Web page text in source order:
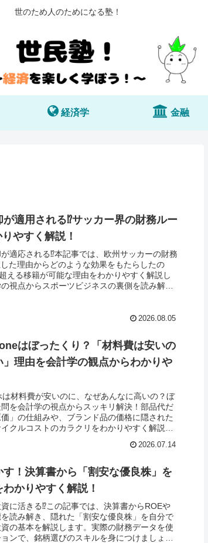
世のため人のためになる塾！
経済学 金融
適用される⁉︎サッカー界の財務ルー
やすく解説！
適応される⁉︎本記事では、欧州サッカーの財務
た理由からどのような効果をもたらしたの
える移籍が可能な理由をわかりやすく解説し
視点からスポーツビジネスの裏側を読み解き
2026.08.05
はぼったくり？「材料費は安いの
」理由を会計学の観点からわかりや
は材料費が安いのに、なぜあんなに高いの？ぼ
を会計学の視点からスッキリ解決！部品代だ
」の仕組みや、ブランド品の価格に隠された
クルコストのカラクリをわかりやすく解説し
2026.07.14
！決算書から「割安な優良株」を
かりやすく解説！
に活きる⁉︎この記事では、決算書からROEや
読み解き、隠れた「割安な優良株」を自分で
の基本を解説します。実際の財務データを使
ンで、銘柄選びのスキルを身につけましょ